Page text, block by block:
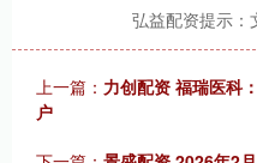
弘益配资提示：
上一篇： 力创配资 福瑞医科
户